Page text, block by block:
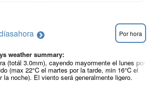
ahora Por hora
weather summary:
(totál 3.0mm), cayendo mayormente el lunes por
(max 22°C el martes por la tarde, min 16°C el
la noche). El viento será generalmente ligero.